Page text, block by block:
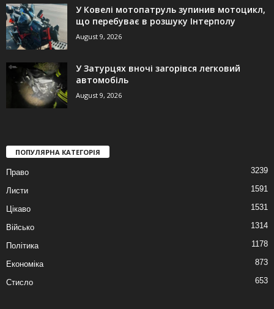
У Ковелі мотопатруль зупинив мотоцикл,
що перебуває в розшуку Інтерполу
August 9, 2026
У Затурцях вночі загорівся легковий
автомобіль
August 9, 2026
ПОПУЛЯРНА КАТЕГОРІЯ
Право 3239
Листи 1591
Цікаво 1531
Військо 1314
Політика 1178
Економіка 873
Стисло 653